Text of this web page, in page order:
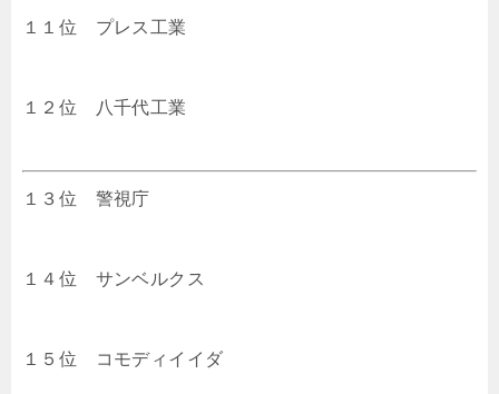
１１位 プレス工業
１２位 八千代工業
１３位 警視庁
１４位 サンベルクス
１５位 コモディイイダ